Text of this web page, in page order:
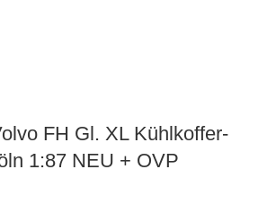
FH Gl. XL Kühlkoffer-
1:87 NEU + OVP